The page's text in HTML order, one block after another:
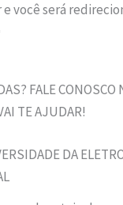
você será
FALE CONOSCO
TE AJUDAR!
DA